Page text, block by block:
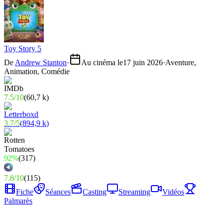
Toy Story 5
De Andrew Stanton· Au cinéma le17 juin 2026·Aventure,
Animation, Comédie
7.5/10(60,7 k)
3.7/5(894,9 k)
92%(317)
7.8/10(115)
Fiche
Séances Casting Streaming
Vidéos
Palmarès